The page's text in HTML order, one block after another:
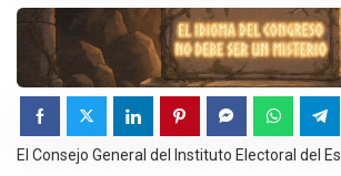
El Consejo General del Instituto Electoral del